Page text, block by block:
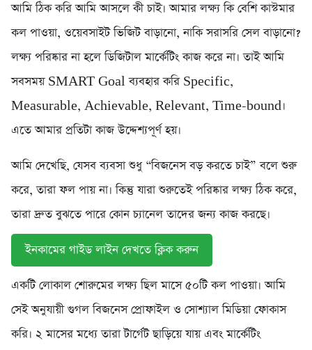
আমি ঠিক করি আমি আসলে কী চাই। আমার লক্ষ্য কি বেশি কাস্টমার
কল পাওয়া, ওয়েবসাইট ভিজিট বাড়ানো, নাকি সরাসরি সেল বাড়ানো?
লক্ষ্য পরিষ্কার না হলে ডিজিটাল মার্কেটিং কাজ করে না। তাই আমি
সবসময় SMART Goal ব্যবহার করি Specific,
Measurable, Achievable, Relevant, Time-bound।
এতে আমার প্রতিটা কাজ উদ্দেশ্যপূর্ণ হয়।
আমি দেখেছি, যেসব ব্যবসা শুধু “বিজনেস বড় করতে চাই” বলে শুরু
করে, তারা ফল পায় না। কিন্তু যারা শুরুতেই পরিষ্কার লক্ষ্য ঠিক করে,
তারা দ্রুত বুঝতে পারে কোন চ্যানেল তাদের জন্য কাজ করছে।
ইনকামের গাইড লাইন দেখতে ক্লিক করুন
একটি লোকাল শোরুমের লক্ষ্য ছিল মাসে ৫০টি কল পাওয়া। আমি
সেই অনুযায়ী গুগল বিজনেস প্রোফাইল ও সোশ্যাল মিডিয়া ফোকাস
করি। ২ মাসের মধ্যে তারা টার্গেট ছাড়িয়ে যায় এবং মার্কেটিং